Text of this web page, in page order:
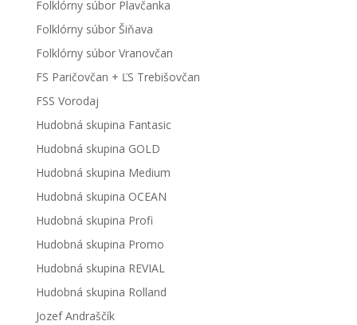
Folklórny súbor Plavčanka
Folklórny súbor Šiňava
Folklórny súbor Vranovčan
FS Paričovčan + ĽS Trebišovčan
FSS Vorodaj
Hudobná skupina Fantasic
Hudobná skupina GOLD
Hudobná skupina Medium
Hudobná skupina OCEAN
Hudobná skupina Profi
Hudobná skupina Promo
Hudobná skupina REVIAL
Hudobná skupina Rolland
Jozef Andraščík